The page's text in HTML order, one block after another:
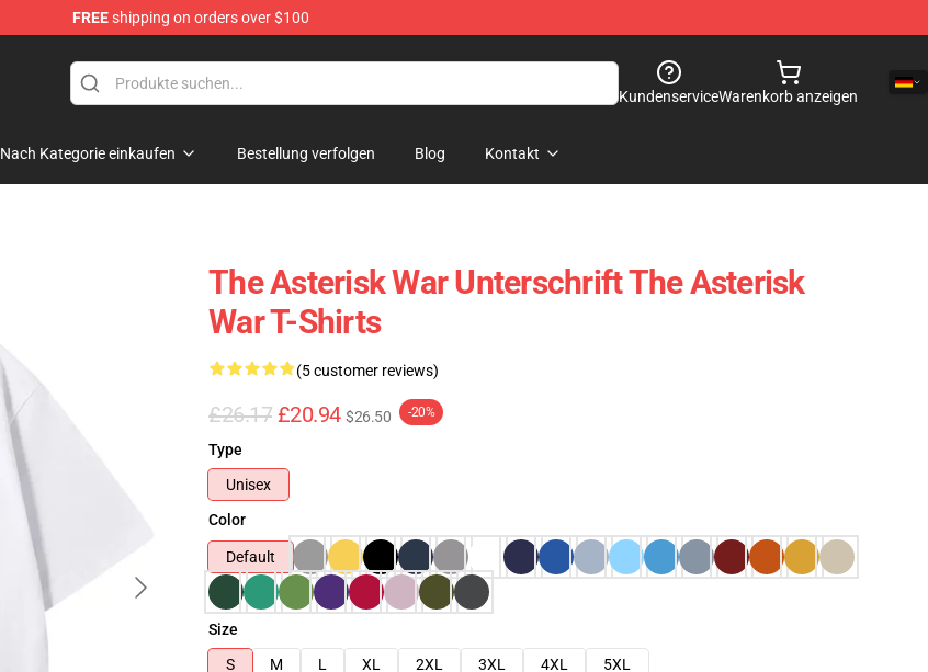
FREEshipping on orders over $100
KundenserviceWarenkorb anzeigen
Nach Kategorie einkaufen Bestellung verfolgen Blog Kontakt
The Asterisk War Unterschrift The Asterisk
War T-Shirts
(5 customer reviews)
£26.17 £20.94 $26.50 -20%
Type
Unisex
Color
Default
Size
S
M L XL 2XL 3XL 4XL
5XL